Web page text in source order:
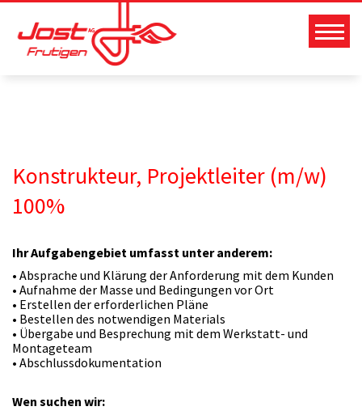
Zum
Inhalt
springen
Konstrukteur, Projektleiter (m/w)
100%
Ihr Aufgabengebiet umfasst unter anderem:
• Absprache und Klärung der Anforderung mit dem Kunden
• Aufnahme der Masse und Bedingungen vor Ort
• Erstellen der erforderlichen Pläne
• Bestellen des notwendigen Materials
• Übergabe und Besprechung mit dem Werkstatt- und
Montageteam
• Abschlussdokumentation
Wen suchen wir: